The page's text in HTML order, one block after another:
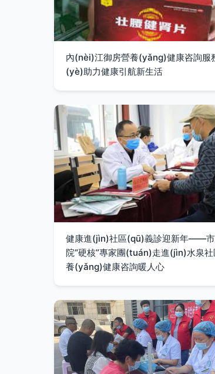
內(nèi)江御房營養(yǎng)健康咨詢服
(yè)助力健康引航新生活
健康進(jìn)社區(qū)義診迎新年——
院“硬核”專家團(tuán)走進(jìn)水泉
養(yǎng)健康咨詢暖人心